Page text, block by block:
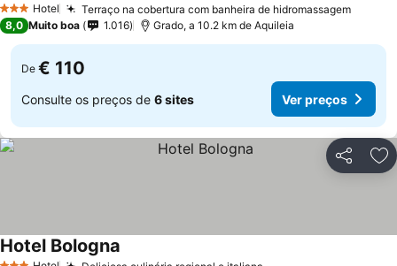
3 EstrelasHotel Terraço na cobertura com banheira de hidromassagem
8,0 Muito boa 1.016 Grado, a 10.2 km de Aquileia
De € 110
Consulte os preços de 6 sites Ver preços
Partilhar
Hotel Bologna